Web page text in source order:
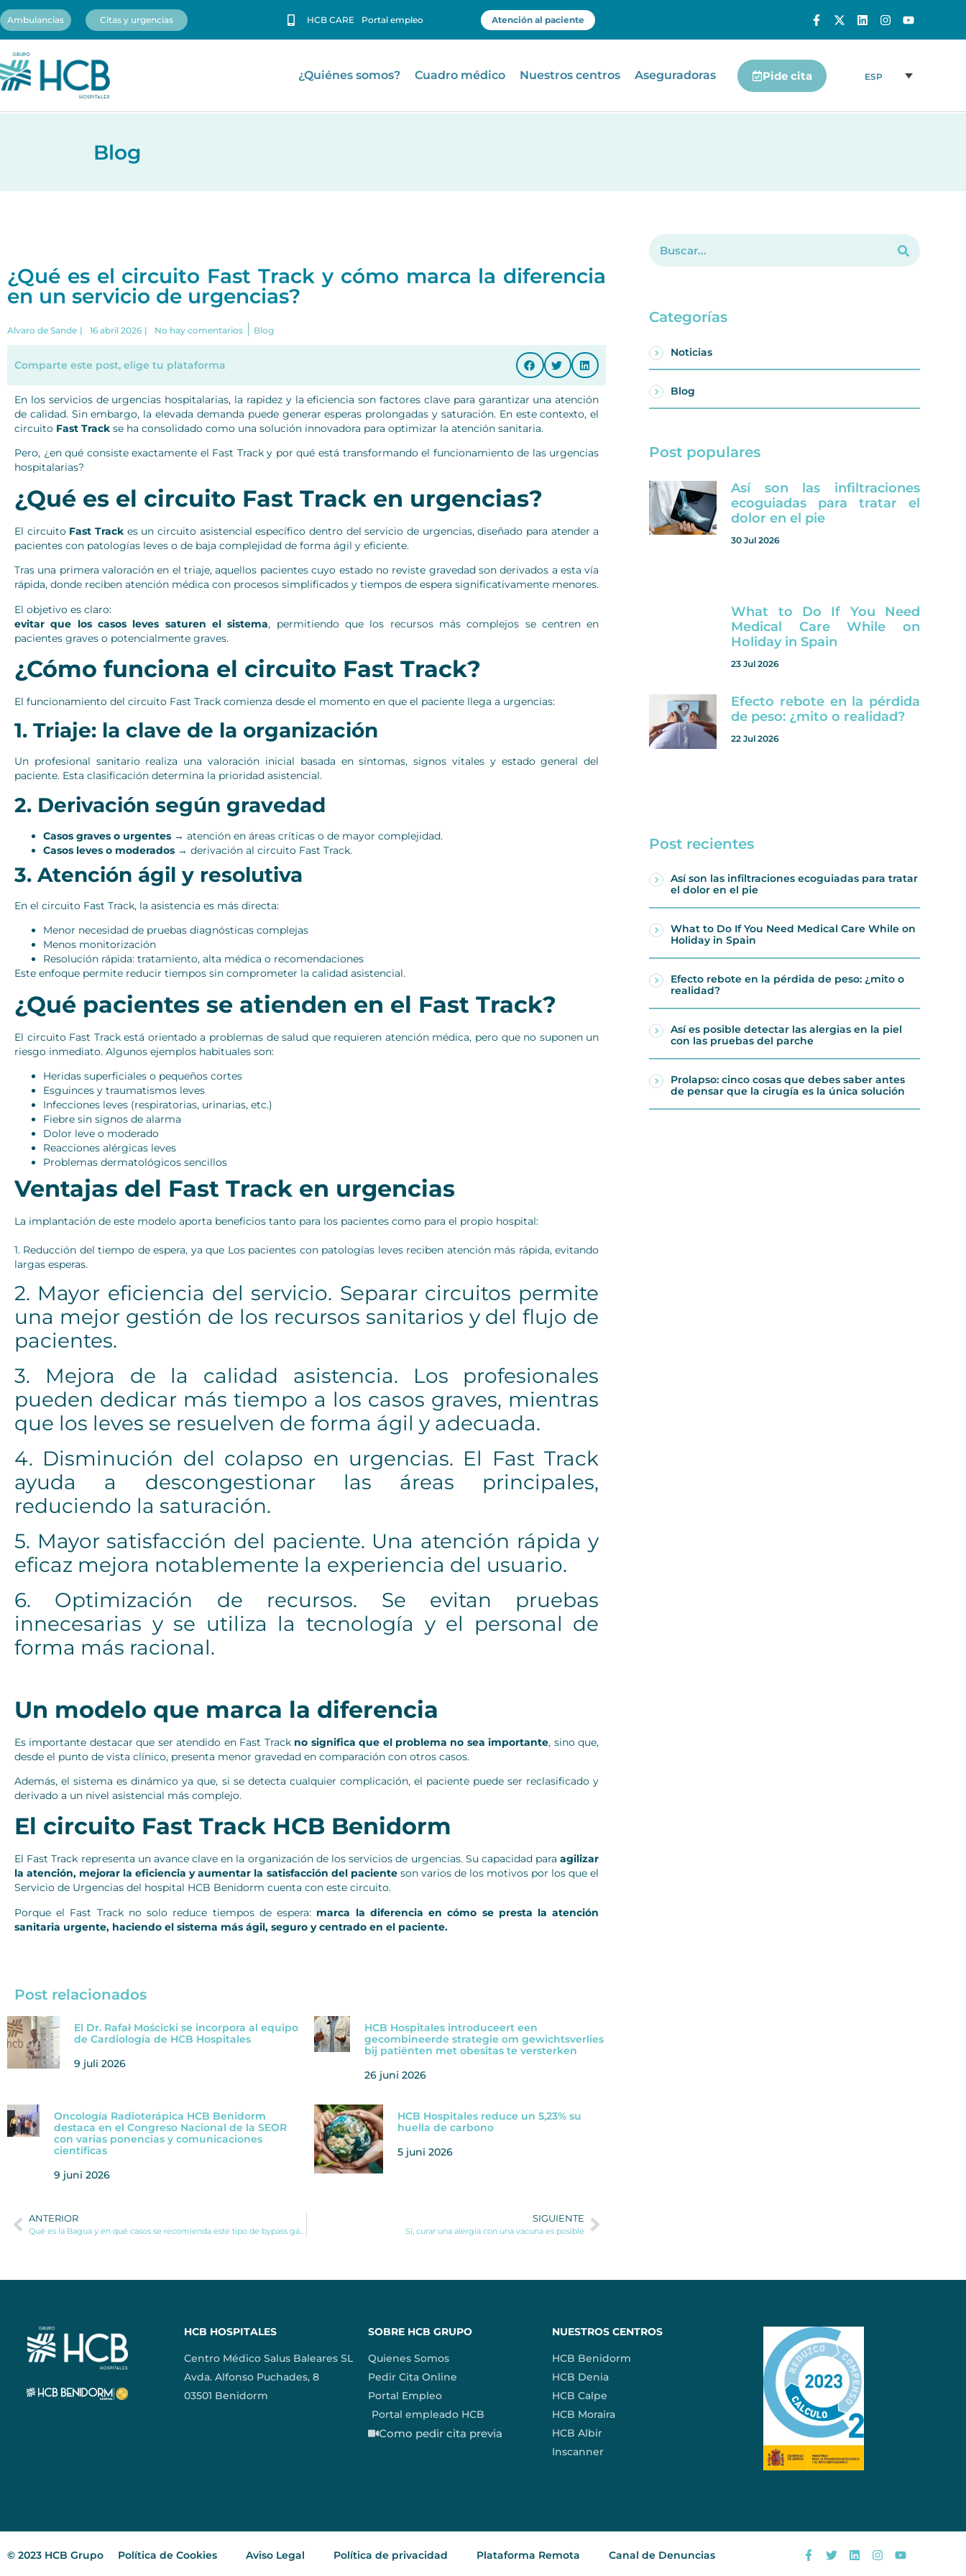
Ambulancias Citas y urgencias HCB CARE Portal empleo Atención al paciente
¿Quiénes somos? Cuadro médico Nuestros centros Aseguradoras Pide cita ESP
Blog
¿Qué es el circuito Fast Track y cómo marca la diferencia
en un servicio de urgencias?
Alvaro de Sande | 16 abril 2026 | No hay comentarios Blog
Comparte este post, elige tu plataforma
En los servicios de urgencias hospitalarias, la rapidez y la eficiencia son factores clave para garantizar una atención
de calidad. Sin embargo, la elevada demanda puede generar esperas prolongadas y saturación. En este contexto, el
circuito Fast Track se ha consolidado como una solución innovadora para optimizar la atención sanitaria.
Pero, ¿en qué consiste exactamente el Fast Track y por qué está transformando el funcionamiento de las urgencias
hospitalarias?
¿Qué es el circuito Fast Track en urgencias?
El circuito Fast Track es un circuito asistencial específico dentro del servicio de urgencias, diseñado para atender a
pacientes con patologías leves o de baja complejidad de forma ágil y eficiente.
Tras una primera valoración en el triaje, aquellos pacientes cuyo estado no reviste gravedad son derivados a esta vía
rápida, donde reciben atención médica con procesos simplificados y tiempos de espera significativamente menores.
El objetivo es claro:
evitar que los casos leves saturen el sistema, permitiendo que los recursos más complejos se centren en
pacientes graves o potencialmente graves.
¿Cómo funciona el circuito Fast Track?
El funcionamiento del circuito Fast Track comienza desde el momento en que el paciente llega a urgencias:
1. Triaje: la clave de la organización
Un profesional sanitario realiza una valoración inicial basada en síntomas, signos vitales y estado general del
paciente. Esta clasificación determina la prioridad asistencial.
2. Derivación según gravedad
Casos graves o urgentes → atención en áreas críticas o de mayor complejidad.
Casos leves o moderados → derivación al circuito Fast Track.
3. Atención ágil y resolutiva
En el circuito Fast Track, la asistencia es más directa:
Menor necesidad de pruebas diagnósticas complejas
Menos monitorización
Resolución rápida: tratamiento, alta médica o recomendaciones
Este enfoque permite reducir tiempos sin comprometer la calidad asistencial.
¿Qué pacientes se atienden en el Fast Track?
El circuito Fast Track está orientado a problemas de salud que requieren atención médica, pero que no suponen un
riesgo inmediato. Algunos ejemplos habituales son:
Heridas superficiales o pequeños cortes
Esguinces y traumatismos leves
Infecciones leves (respiratorias, urinarias, etc.)
Fiebre sin signos de alarma
Dolor leve o moderado
Reacciones alérgicas leves
Problemas dermatológicos sencillos
Ventajas del Fast Track en urgencias
La implantación de este modelo aporta beneficios tanto para los pacientes como para el propio hospital:
1. Reducción del tiempo de espera, ya que Los pacientes con patologías leves reciben atención más rápida, evitando
largas esperas.
2. Mayor eficiencia del servicio. Separar circuitos permite
una mejor gestión de los recursos sanitarios y del flujo de
pacientes.
3. Mejora de la calidad asistencia. Los profesionales
pueden dedicar más tiempo a los casos graves, mientras
que los leves se resuelven de forma ágil y adecuada.
4. Disminución del colapso en urgencias. El Fast Track
ayuda a descongestionar las áreas principales,
reduciendo la saturación.
5. Mayor satisfacción del paciente. Una atención rápida y
eficaz mejora notablemente la experiencia del usuario.
6. Optimización de recursos. Se evitan pruebas
innecesarias y se utiliza la tecnología y el personal de
forma más racional.
Un modelo que marca la diferencia
Es importante destacar que ser atendido en Fast Track no significa que el problema no sea importante, sino que,
desde el punto de vista clínico, presenta menor gravedad en comparación con otros casos.
Además, el sistema es dinámico ya que, si se detecta cualquier complicación, el paciente puede ser reclasificado y
derivado a un nivel asistencial más complejo.
El circuito Fast Track HCB Benidorm
El Fast Track representa un avance clave en la organización de los servicios de urgencias. Su capacidad paraagilizar
la atención, mejorar la eficiencia y aumentar la satisfacción del pacienteson varios de los motivos por los que el
Servicio de Urgencias del hospital HCB Benidorm cuenta con este circuito.
Porque el Fast Track no solo reduce tiempos de espera: marca la diferencia en cómo se presta la atención
sanitaria urgente, haciendo el sistema más ágil, seguro y centrado en el paciente.
Post relacionados
El Dr. Rafał Mościcki se incorpora al equipo
de Cardiología de HCB Hospitales
9 juli 2026
HCB Hospitales introduceert een
gecombineerde strategie om gewichtsverlies
bij patiënten met obesitas te versterken
26 juni 2026
Oncología Radioterápica HCB Benidorm
destaca en el Congreso Nacional de la SEOR
con varias ponencias y comunicaciones
científicas
9 juni 2026
HCB Hospitales reduce un 5,23% su
huella de carbono
5 juni 2026
ANTERIOR
Qué es la Bagua y en qué casos se recomienda este tipo de bypass gástrico
SIGUIENTE
Sí, curar una alergia con una vacuna es posible
Categorías
Noticias
Blog
Post populares
Así son las infiltraciones
ecoguiadas para tratar el
dolor en el pie
30 Jul 2026
What to Do If You Need
Medical Care While on
Holiday in Spain
23 Jul 2026
Efecto rebote en la pérdida
de peso: ¿mito o realidad?
22 Jul 2026
Post recientes
Así son las infiltraciones ecoguiadas para tratar
el dolor en el pie
What to Do If You Need Medical Care While on
Holiday in Spain
Efecto rebote en la pérdida de peso: ¿mito o
realidad?
Así es posible detectar las alergias en la piel
con las pruebas del parche
Prolapso: cinco cosas que debes saber antes
de pensar que la cirugía es la única solución
HCB HOSPITALES
Centro Médico Salus Baleares SL
Avda. Alfonso Puchades, 8
03501 Benidorm
SOBRE HCB GRUPO
Quienes Somos
Pedir Cita Online
Portal Empleo
Portal empleado HCB
Como pedir cita previa
NUESTROS CENTROS
HCB Benidorm
HCB Denia
HCB Calpe
HCB Moraira
HCB Albir
Inscanner
© 2023 HCB Grupo Política de Cookies Aviso Legal Política de privacidad Plataforma Remota Canal de Denuncias